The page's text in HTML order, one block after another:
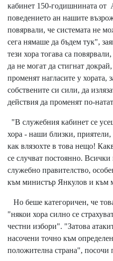
кабинет 150-годишнината от
поведението ан нашите
повярвали, че системата не
сега нямаше да бъдем тук",
тези хора тогава са
да не могат да стигнат
променят нагласите у хората,
собствените си сили, да
действия да променят по-
"В служебния кабинет се
хора - наши близки,
как влязохте в това нещо!
се случват постоянно.
служебно правителство,
към министър Янкулов и към
Но беше категоричен, че
"някои хора силно се
честни избори". "Затова
насочени точно към
положителна страна", посочи